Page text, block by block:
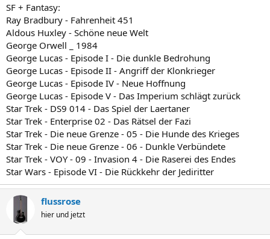
SF + Fantasy:
Ray Bradbury - Fahrenheit 451
Aldous Huxley - Schöne neue Welt
George Orwell _ 1984
George Lucas - Episode I - Die dunkle Bedrohung
George Lucas - Episode II - Angriff der Klonkrieger
George Lucas - Episode IV - Neue Hoffnung
George Lucas - Episode V - Das Imperium schlägt zurück
Star Trek - DS9 014 - Das Spiel der Laertaner
Star Trek - Enterprise 02 - Das Rätsel der Fazi
Star Trek - Die neue Grenze - 05 - Die Hunde des Krieges
Star Trek - Die neue Grenze - 06 - Dunkle Verbündete
Star Trek - VOY - 09 - Invasion 4 - Die Raserei des Endes
Star Wars - Episode VI - Die Rückkehr der Jediritter
flussrose
hier und jetzt